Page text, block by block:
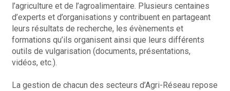
l’agriculture et de l’agroalimentaire. Plusieurs centaines
d’experts et d’organisations y contribuent en partageant
leurs résultats de recherche, les évènements et
formations qu’ils organisent ainsi que leurs différents
outils de vulgarisation (documents, présentations,
vidéos, etc.).
La gestion de chacun des secteurs d’Agri-Réseau repose